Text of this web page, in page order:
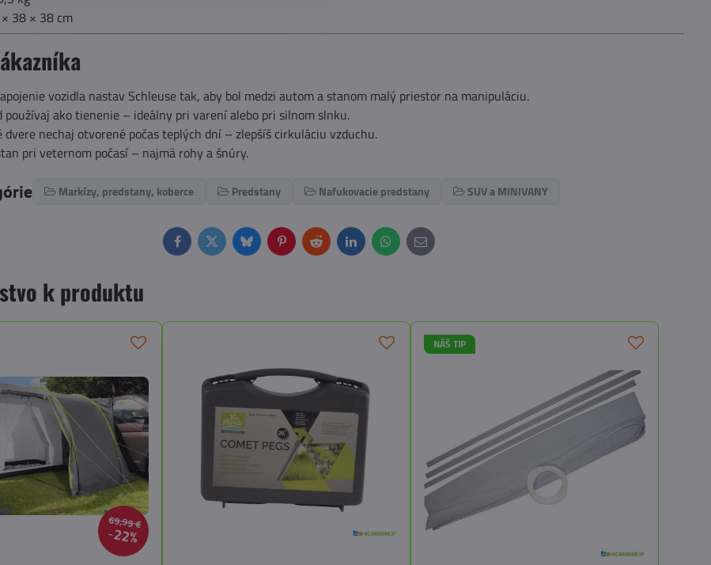
38 × 38 cm
vozidla nastav Schleuse tak, aby bol medzi autom a stanom malý priestor na manipuláciu.
používaj ako tienenie – ideálny pri varení alebo pri silnom slnku.
dvere nechaj otvorené počas teplých dní – zlepšíš cirkuláciu vzduchu.
pri veternom počasí – najmä rohy a šnúry.
Markízy, predstany, koberce Predstany Nafukovacie predstany SUV a MINIVANY
FacebookTwitterBlueskyPinterestRedditLinkedInWhatsApp
E-
mail
k produktu
69,99 €
22%
NÁŠ TIP